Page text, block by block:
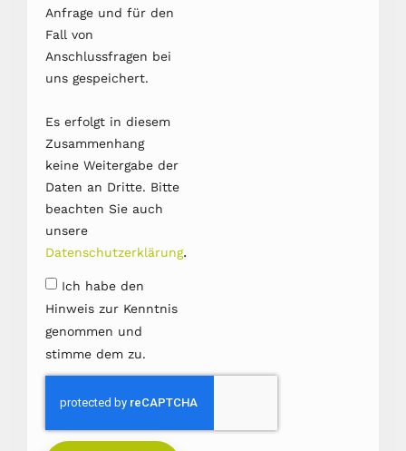
Anfrage und für den
Fall von
Anschlussfragen bei
uns gespeichert.
Es erfolgt in diesem
Zusammenhang
keine Weitergabe der
Daten an Dritte. Bitte
beachten Sie auch
unsere
Datenschutzerklärung.
Ich habe den
Hinweis zur Kenntnis
genommen und
stimme dem zu.